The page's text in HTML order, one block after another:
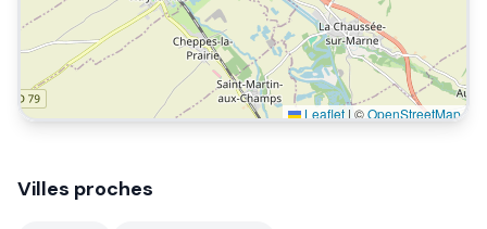
Leaflet | ©OpenStreetMap
Villes proches